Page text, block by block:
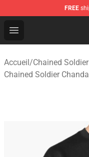
FREE
Open menu
Chained Soldier
Accueil/Chained
Chained Soldier